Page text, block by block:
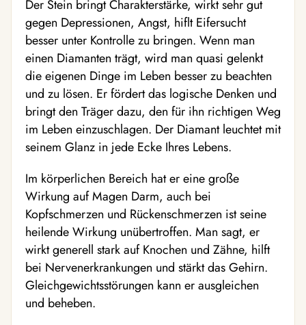
Der Stein bringt Charakterstärke, wirkt sehr gut
gegen Depressionen, Angst, hiflt Eifersucht
besser unter Kontrolle zu bringen. Wenn man
einen Diamanten trägt, wird man quasi gelenkt
die eigenen Dinge im Leben besser zu beachten
und zu lösen. Er fördert das logische Denken und
bringt den Träger dazu, den für ihn richtigen Weg
im Leben einzuschlagen. Der Diamant leuchtet mit
seinem Glanz in jede Ecke Ihres Lebens.
Im körperlichen Bereich hat er eine große
Wirkung auf Magen Darm, auch bei
Kopfschmerzen und Rückenschmerzen ist seine
heilende Wirkung unübertroffen. Man sagt, er
wirkt generell stark auf Knochen und Zähne, hilft
bei Nervenerkrankungen und stärkt das Gehirn.
Gleichgewichtsstörungen kann er ausgleichen
und beheben.